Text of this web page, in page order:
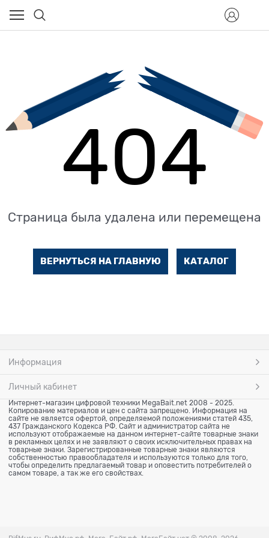
404
Страница была удалена или перемещена
ВЕРНУТЬСЯ НА ГЛАВНУЮ КАТАЛОГ
Информация
Личный кабинет
Интернет-магазин цифровой техники MegaBait.net 2008 - 2025.
Копирование материалов и цен с сайта запрещено. Информация на
сайте не является офертой, определяемой положениями статей 435,
437 Гражданского Кодекса РФ. Сайт и администратор сайта не
используют отображаемые на данном интернет-сайте товарные знаки
в рекламных целях и не заявляют о своих исключительных правах на
товарные знаки. Зарегистрированные товарные знаки являются
собственностью правообладателя и используются только для того,
чтобы определить предлагаемый товар и оповестить потребителей о
самом товаре, а так же его свойствах.